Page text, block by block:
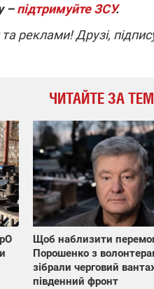
–підтримуйте ЗСУ.
реклами! Друзі,
ЧИТАЙТЕ ЗА
Щоб наблизити
Порошенко з
зібрали черговий
південний фронт